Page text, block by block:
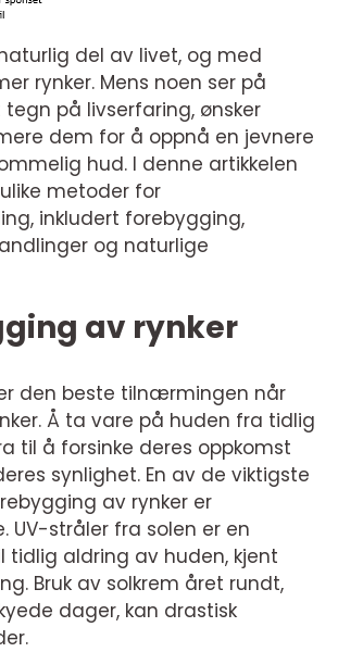
del av livet, og med
rynker. Mens noen ser på
tegn på livserfaring, ønsker
dem for å oppnå en jevnere
hud. I denne artikkelen
metoder for
inkludert forebygging,
og naturlige
av rynker
den beste tilnærmingen når
Å ta vare på huden fra tidlig
til å forsinke deres oppkomst
synlighet. En av de viktigste
av rynker er
UV-stråler fra solen er en
tidlig aldring av huden, kjent
Bruk av solkrem året rundt,
dager, kan drastisk